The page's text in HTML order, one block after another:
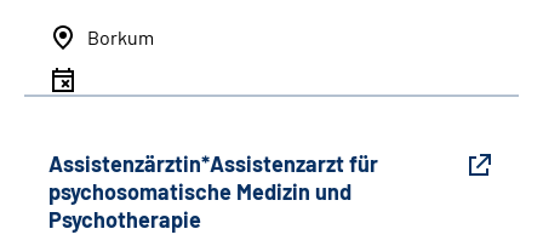
Borkum
Assistenzärztin*Assistenzarzt für
psychosomatische Medizin und
Psychotherapie